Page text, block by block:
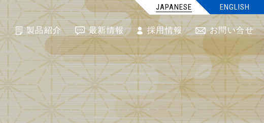
JAPANESE ENGLISH
製品紹介 最新情報 採用情報 お問い合せ